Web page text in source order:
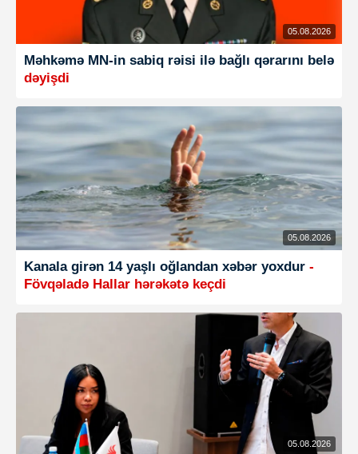
05.08.2026
Məhkəmə MN-in sabiq rəisi ilə bağlı qərarını belə
dəyişdi
05.08.2026
Kanala girən 14 yaşlı oğlandan xəbər yoxdur -
Fövqəladə Hallar hərəkətə keçdi
05.08.2026